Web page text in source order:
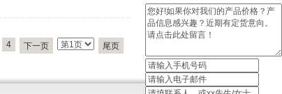
4 下一页 尾页